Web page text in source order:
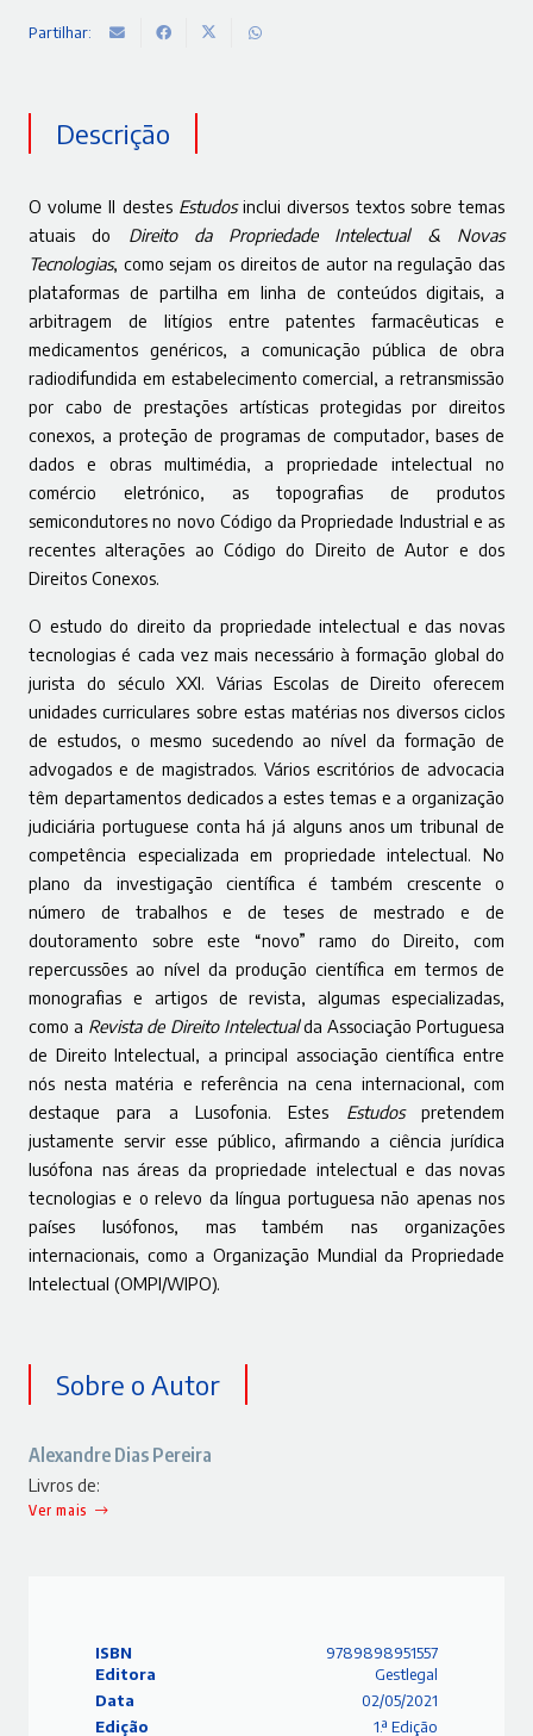
Partilhar:
Descrição
O volume II destes Estudosinclui diversos textos sobre temas
atuais do Direito da Propriedade Intelectual & Novas
Tecnologias, como sejam os direitos de autor na regulação das
plataformas de partilha em linha de conteúdos digitais, a
arbitragem de litígios entre patentes farmacêuticas e
medicamentos genéricos, a comunicação pública de obra
radiodifundida em estabelecimento comercial, a retransmissão
por cabo de prestações artísticas protegidas por direitos
conexos, a proteção de programas de computador, bases de
dados e obras multimédia, a propriedade intelectual no
comércio eletrónico, as topografias de produtos
semicondutores no novo Código da Propriedade Industrial e as
recentes alterações ao Código do Direito de Autor e dos
Direitos Conexos.
O estudo do direito da propriedade intelectual e das novas
tecnologias é cada vez mais necessário à formação global do
jurista do século XXI. Várias Escolas de Direito oferecem
unidades curriculares sobre estas matérias nos diversos ciclos
de estudos, o mesmo sucedendo ao nível da formação de
advogados e de magistrados. Vários escritórios de advocacia
têm departamentos dedicados a estes temas e a organização
judiciária portuguese conta há já alguns anos um tribunal de
competência especializada em propriedade intelectual. No
plano da investigação científica é também crescente o
número de trabalhos e de teses de mestrado e de
doutoramento sobre este “novo” ramo do Direito, com
repercussões ao nível da produção científica em termos de
monografias e artigos de revista, algumas especializadas,
como a Revista de Direito Intelectualda Associação Portuguesa
de Direito Intelectual, a principal associação científica entre
nós nesta matéria e referência na cena internacional, com
destaque para a Lusofonia. Estes Estudospretendem
justamente servir esse público, afirmando a ciência jurídica
lusófona nas áreas da propriedade intelectual e das novas
tecnologias e o relevo da língua portuguesa não apenas nos
países lusófonos, mas também nas organizações
internacionais, como a Organização Mundial da Propriedade
Intelectual (OMPI/WIPO).
Sobre o Autor
Alexandre Dias Pereira
Livros de:
Ver mais
ISBN
9789898951557
Editora
Gestlegal
Data
02/05/2021
Edição
1.ª Edição